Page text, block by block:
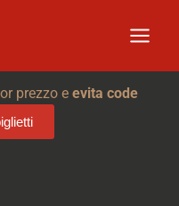
prezzo e evita code